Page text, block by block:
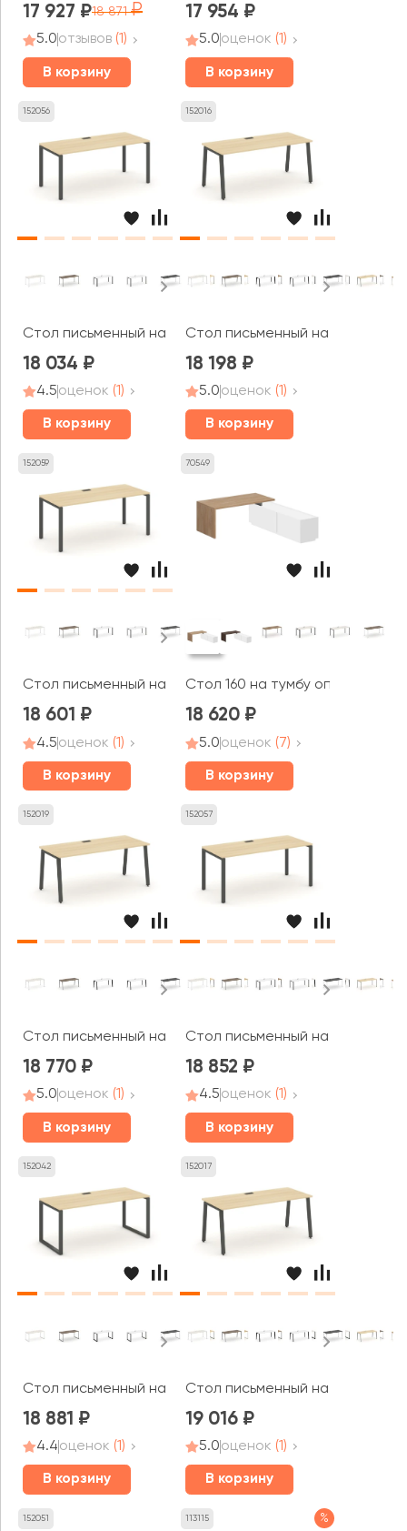
17 927 18 871
5.0отзывов (1)
В корзину
17 954
5.0оценок (1)
В корзину
152056
Стол письменный на П-образном каркасе
18 034
4.5оценок (1)
В корзину
152016
Стол письменный на А-
18 198
5.0оценок (1)
В корзину
152059
Стол письменный на П-образном каркасе
18 601
4.5оценок (1)
В корзину
70549
Стол 160 на тумбу опорную
18 620
5.0оценок (7)
В корзину
152019
Стол письменный на А-образном каркасе
18 770
5.0оценок (1)
В корзину
152057
Стол письменный на П-
18 852
4.5оценок (1)
В корзину
152042
Стол письменный на О-образном каркасе
18 881
4.4оценок (1)
В корзину
152017
Стол письменный на А-
19 016
5.0оценок (1)
В корзину
152051 113115 %